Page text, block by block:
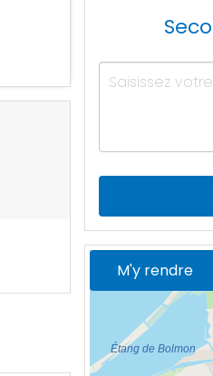
M'y rendre